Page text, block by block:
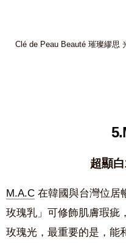
Clé de Peau Beauté 璀璨繆思
超顯
M.A.C 在韓國與台灣位居
玫瑰乳」可修飾肌膚瑕疵
玫瑰光，最重要的是，能